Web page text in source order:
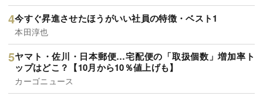
今すぐ昇進させたほうがいい社員の特徴・ベスト1
本田淳也
ヤマト・佐川・日本郵便…宅配便の「取扱個数」増加率ト
ップはどこ？【10月から10％値上げも】
カーゴニュース